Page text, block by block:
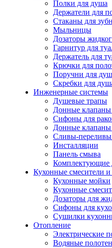
Полки для душа
Держатели для
Стаканы для
Мыльницы
Дозаторы
Гарнитур для
Держатель для
Крючки для
Поручни для
Скребки для
Инженерные системы
Душевые трапы
Донные клапаны
Сифоны для
Донные клапаны
Сливы-переливы
Инсталляции
Панель смыва
Комплектующие
Кухонные смесители
Кухонные мойки
Кухонные
Дозаторы для
Сифоны для
Сушилки
Отопление
Электрические
Водяные